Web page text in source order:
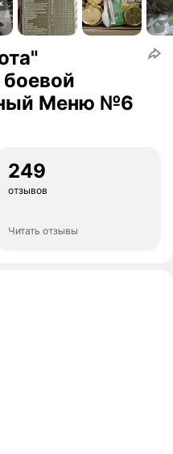
Меню №6
249
отзывов
Читать отзывы